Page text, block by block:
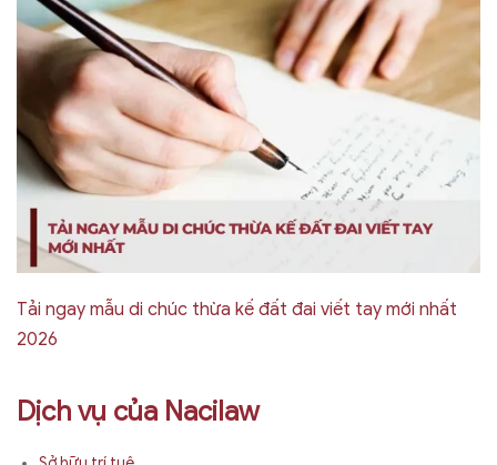
Tải ngay mẫu di chúc thừa kế đất đai viết tay mới nhất
2026
Dịch vụ của Nacilaw